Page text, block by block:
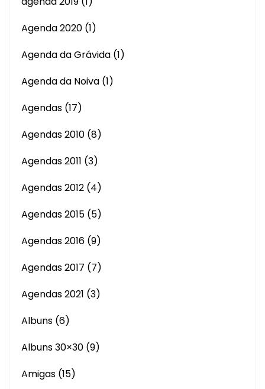
Agenda 2020 (1)
Agenda da Grávida (1)
Agenda da Noiva (1)
Agendas (17)
Agendas 2010 (8)
Agendas 2011 (3)
Agendas 2012 (4)
Agendas 2015 (5)
Agendas 2016 (9)
Agendas 2017 (7)
Agendas 2021 (3)
Albuns (6)
Albuns 30×30 (9)
Amigas (15)